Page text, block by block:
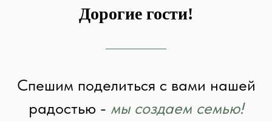
Дорогие гости!
Спешим поделиться с вами нашей
радостью - мы создаем семью!